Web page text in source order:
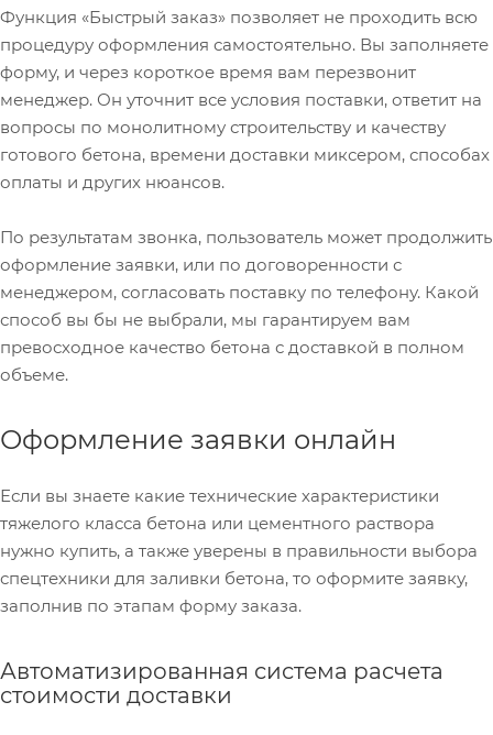
Функция «Быстрый заказ» позволяет не проходить всю
процедуру оформления самостоятельно. Вы заполняете
форму, и через короткое время вам перезвонит
менеджер. Он уточнит все условия поставки, ответит на
вопросы по монолитному строительству и качеству
готового бетона, времени доставки миксером, способах
оплаты и других нюансов.
По результатам звонка, пользователь может продолжить
оформление заявки, или по договоренности с
менеджером, согласовать поставку по телефону. Какой
способ вы бы не выбрали, мы гарантируем вам
превосходное качество бетона с доставкой в полном
объеме.
Оформление заявки онлайн
Если вы знаете какие технические характеристики
тяжелого класса бетона или цементного раствора
нужно купить, а также уверены в правильности выбора
спецтехники для заливки бетона, то оформите заявку,
заполнив по этапам форму заказа.
Автоматизированная система расчета
стоимости доставки